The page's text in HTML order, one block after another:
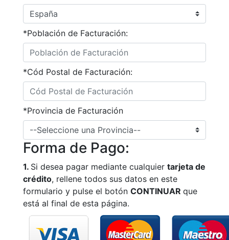
*Población de Facturación:
*Cód Postal de Facturación:
*Provincia de Facturación
Forma de Pago:
1. Si desea pagar mediante cualquier tarjeta de
crédito, rellene todos sus datos en este
formulario y pulse el botón CONTINUAR que
está al final de esta página.